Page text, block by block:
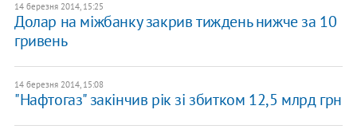
14 березня 2014, 15:25
Долар на міжбанку закрив тиждень нижче за 10
гривень
14 березня 2014, 15:08
"Нафтогаз" закінчив рік зі збитком 12,5 млрд грн